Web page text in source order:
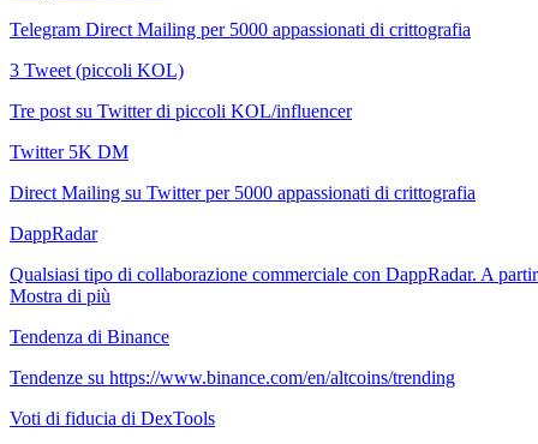
Telegram Direct Mailing per 5000 appassionati di crittografia
3 Tweet (piccoli KOL)
Tre post su Twitter di piccoli KOL/influencer
Twitter 5K DM
Direct Mailing su Twitter per 5000 appassionati di crittografia
DappRadar
Qualsiasi tipo di collaborazione commerciale con DappRadar. A
Mostra di più
Tendenza di Binance
Tendenze su https://www.binance.com/en/altcoins/trending
Voti di fiducia di DexTools